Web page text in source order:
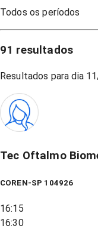
Todos os períodos
91 resultados
Resultados para dia
Tec Oftalmo
COREN-SP 104926
16:15
16:30